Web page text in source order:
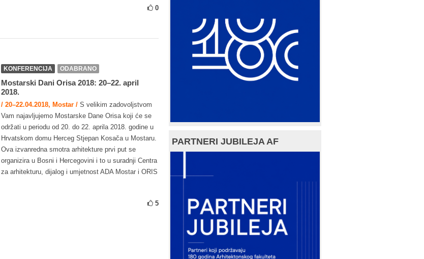
0
KONFERENCIJA ODABRANO
Mostarski Dani Orisa 2018: 20–22. april
2018.
/ 20–22.04.2018, Mostar / S velikim zadovoljstvom
Vam najavljujemo Mostarske Dane Orisa koji će se
održati u periodu od 20. do 22. aprila 2018. godine u
Hrvatskom domu Herceg Stjepan Kosača u Mostaru.
Ova izvanredna smotra arhitekture prvi put se
organizira u Bosni i Hercegovini i to u suradnji Centra
za arhitekturu, dijalog i umjetnost ADA Mostar i ORIS
5
PARTNERI JUBILEJA AF